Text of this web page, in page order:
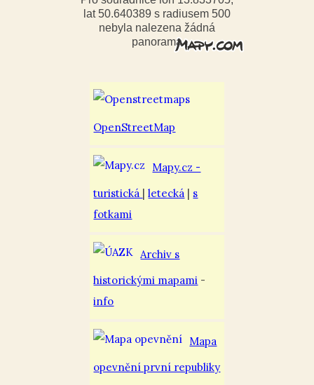
lat 50.640389 s radiusem 500
nebyla nalezena žádná
panorama
OpenStreetMap
Mapy.cz -
turistická |letecká | s
fotkami
Archiv s
historickými mapami -
info
Mapa
opevnění první republiky